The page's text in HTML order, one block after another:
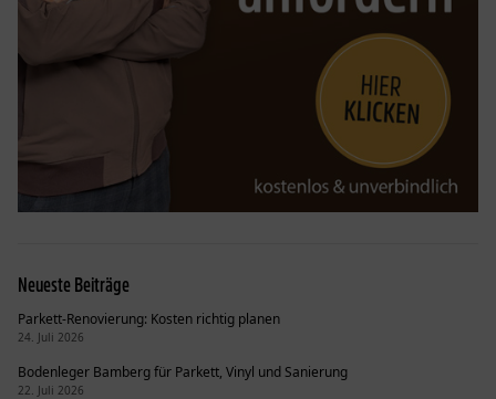
Neueste Beiträge
Parkett-Renovierung: Kosten richtig planen
24. Juli 2026
Bodenleger Bamberg für Parkett, Vinyl und Sanierung
22. Juli 2026